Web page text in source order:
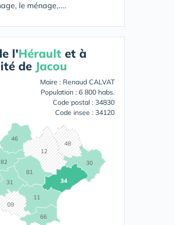
le ménage,....
l'Hérault et à
de Jacou
Maire : Renaud CALVAT
Population : 6 800 habs.
Code postal : 34830
Code insee : 34120
09
11
12
30
31 34
46
48
66
81
82